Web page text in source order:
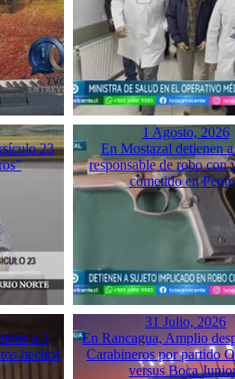
23
1 Agosto, 2026
En Mostazal detienen
responsable de robo con
cometido en
a 3
hechos
31 Julio, 2026
En Rancagua, Amplio
Carabineros por partido
versus Boca